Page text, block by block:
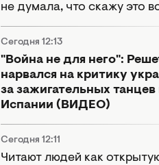
не думала, что скажу это
Сегодня 12:13
"Война не для него":
нарвался на критику
за зажигательных танцев
Испании (ВИДЕО)
Сегодня 12:11
Читают людей как